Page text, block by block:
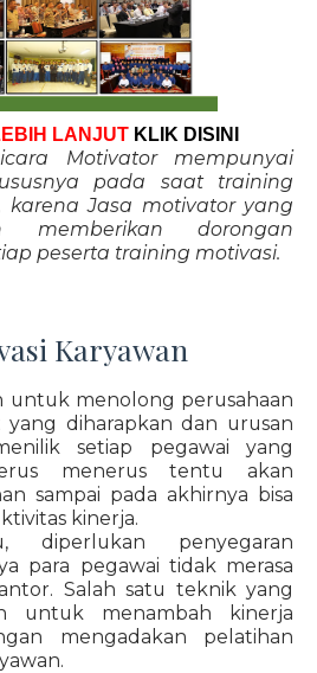
LANJUT KLIK DISINI
Motivator mempunyai
pada saat training
karena Jasa motivator yang
memberikan dorongan
peserta training motivasi.
Karyawan
untuk menolong perusahaan
diharapkan dan urusan
setiap pegawai yang
menerus tentu akan
sampai pada akhirnya bisa
kinerja.
penyegaran
para pegawai tidak merasa
Salah satu teknik yang
untuk menambah kinerja
mengadakan pelatihan